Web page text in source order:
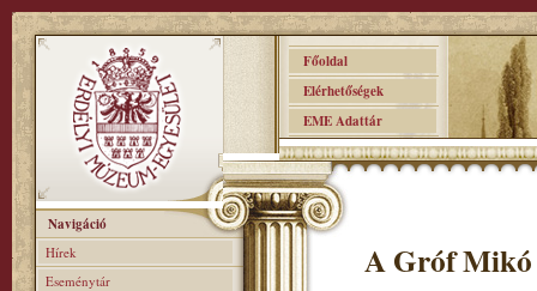
Főoldal
Elérhetőségek
EME Adattár
Navigáció
Hírek
Eseménytár
A Gróf